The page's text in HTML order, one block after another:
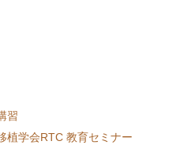
習
植学会RTC 教育セミナー